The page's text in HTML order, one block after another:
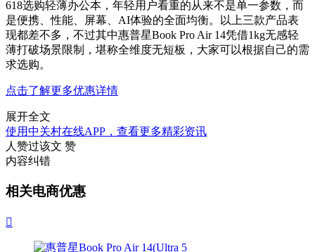
618选购轻薄办公本，年轻用户看重的从来不是单一参数，而
是便携、性能、屏幕、AI体验的全面均衡。以上三款产品表
现都差不多，不过其中惠普星Book Pro Air 14凭借1kg无感轻
薄打破场景限制，堪称全维度无短板，大家可以根据自己的需
求选购。
点击了解更多优惠详情
展开全文
使用中关村在线APP，查看更多精彩资讯
人赞过该文 赞
内容纠错
相关电商优惠
